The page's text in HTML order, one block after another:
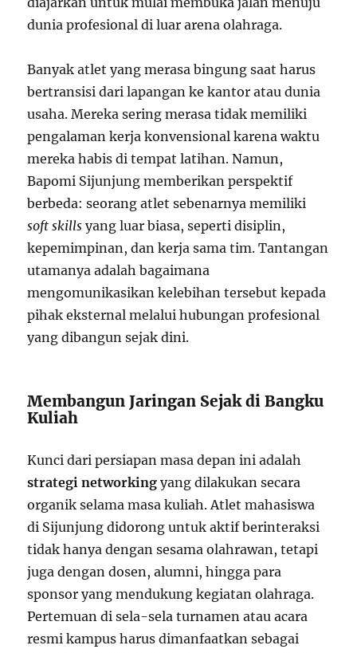
dunia profesional di luar arena olahraga.
Banyak atlet yang merasa bingung saat harus
bertransisi dari lapangan ke kantor atau dunia
usaha. Mereka sering merasa tidak memiliki
pengalaman kerja konvensional karena waktu
mereka habis di tempat latihan. Namun,
Bapomi Sijunjung memberikan perspektif
berbeda: seorang atlet sebenarnya memiliki
soft skills yang luar biasa, seperti disiplin,
kepemimpinan, dan kerja sama tim. Tantangan
utamanya adalah bagaimana
mengomunikasikan kelebihan tersebut kepada
pihak eksternal melalui hubungan profesional
yang dibangun sejak dini.
Membangun Jaringan Sejak di Bangku
Kuliah
Kunci dari persiapan masa depan ini adalah
strategi networking yang dilakukan secara
organik selama masa kuliah. Atlet mahasiswa
di Sijunjung didorong untuk aktif berinteraksi
tidak hanya dengan sesama olahrawan, tetapi
juga dengan dosen, alumni, hingga para
sponsor yang mendukung kegiatan olahraga.
Pertemuan di sela-sela turnamen atau acara
resmi kampus harus dimanfaatkan sebagai